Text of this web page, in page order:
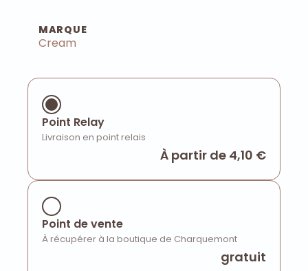
MARQUE
Cream
Point Relay
Livraison en point relais
À partir de 4,10 €
Point de vente
À récupérer à la boutique de Charquemont
gratuit